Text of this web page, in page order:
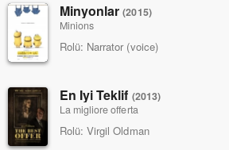
Minyonlar(2015)
Minions
Rolü: Narrator (voice)
En Iyi Teklif (2013)
La migliore offerta
Rolü: Virgil Oldman